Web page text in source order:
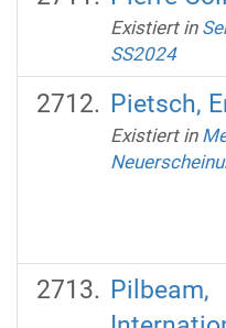
Existiert in
SS2024
Pietsch,
Existiert in
Pilbeam,